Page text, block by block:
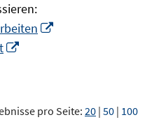
pro Seite:20 | 50 | 100